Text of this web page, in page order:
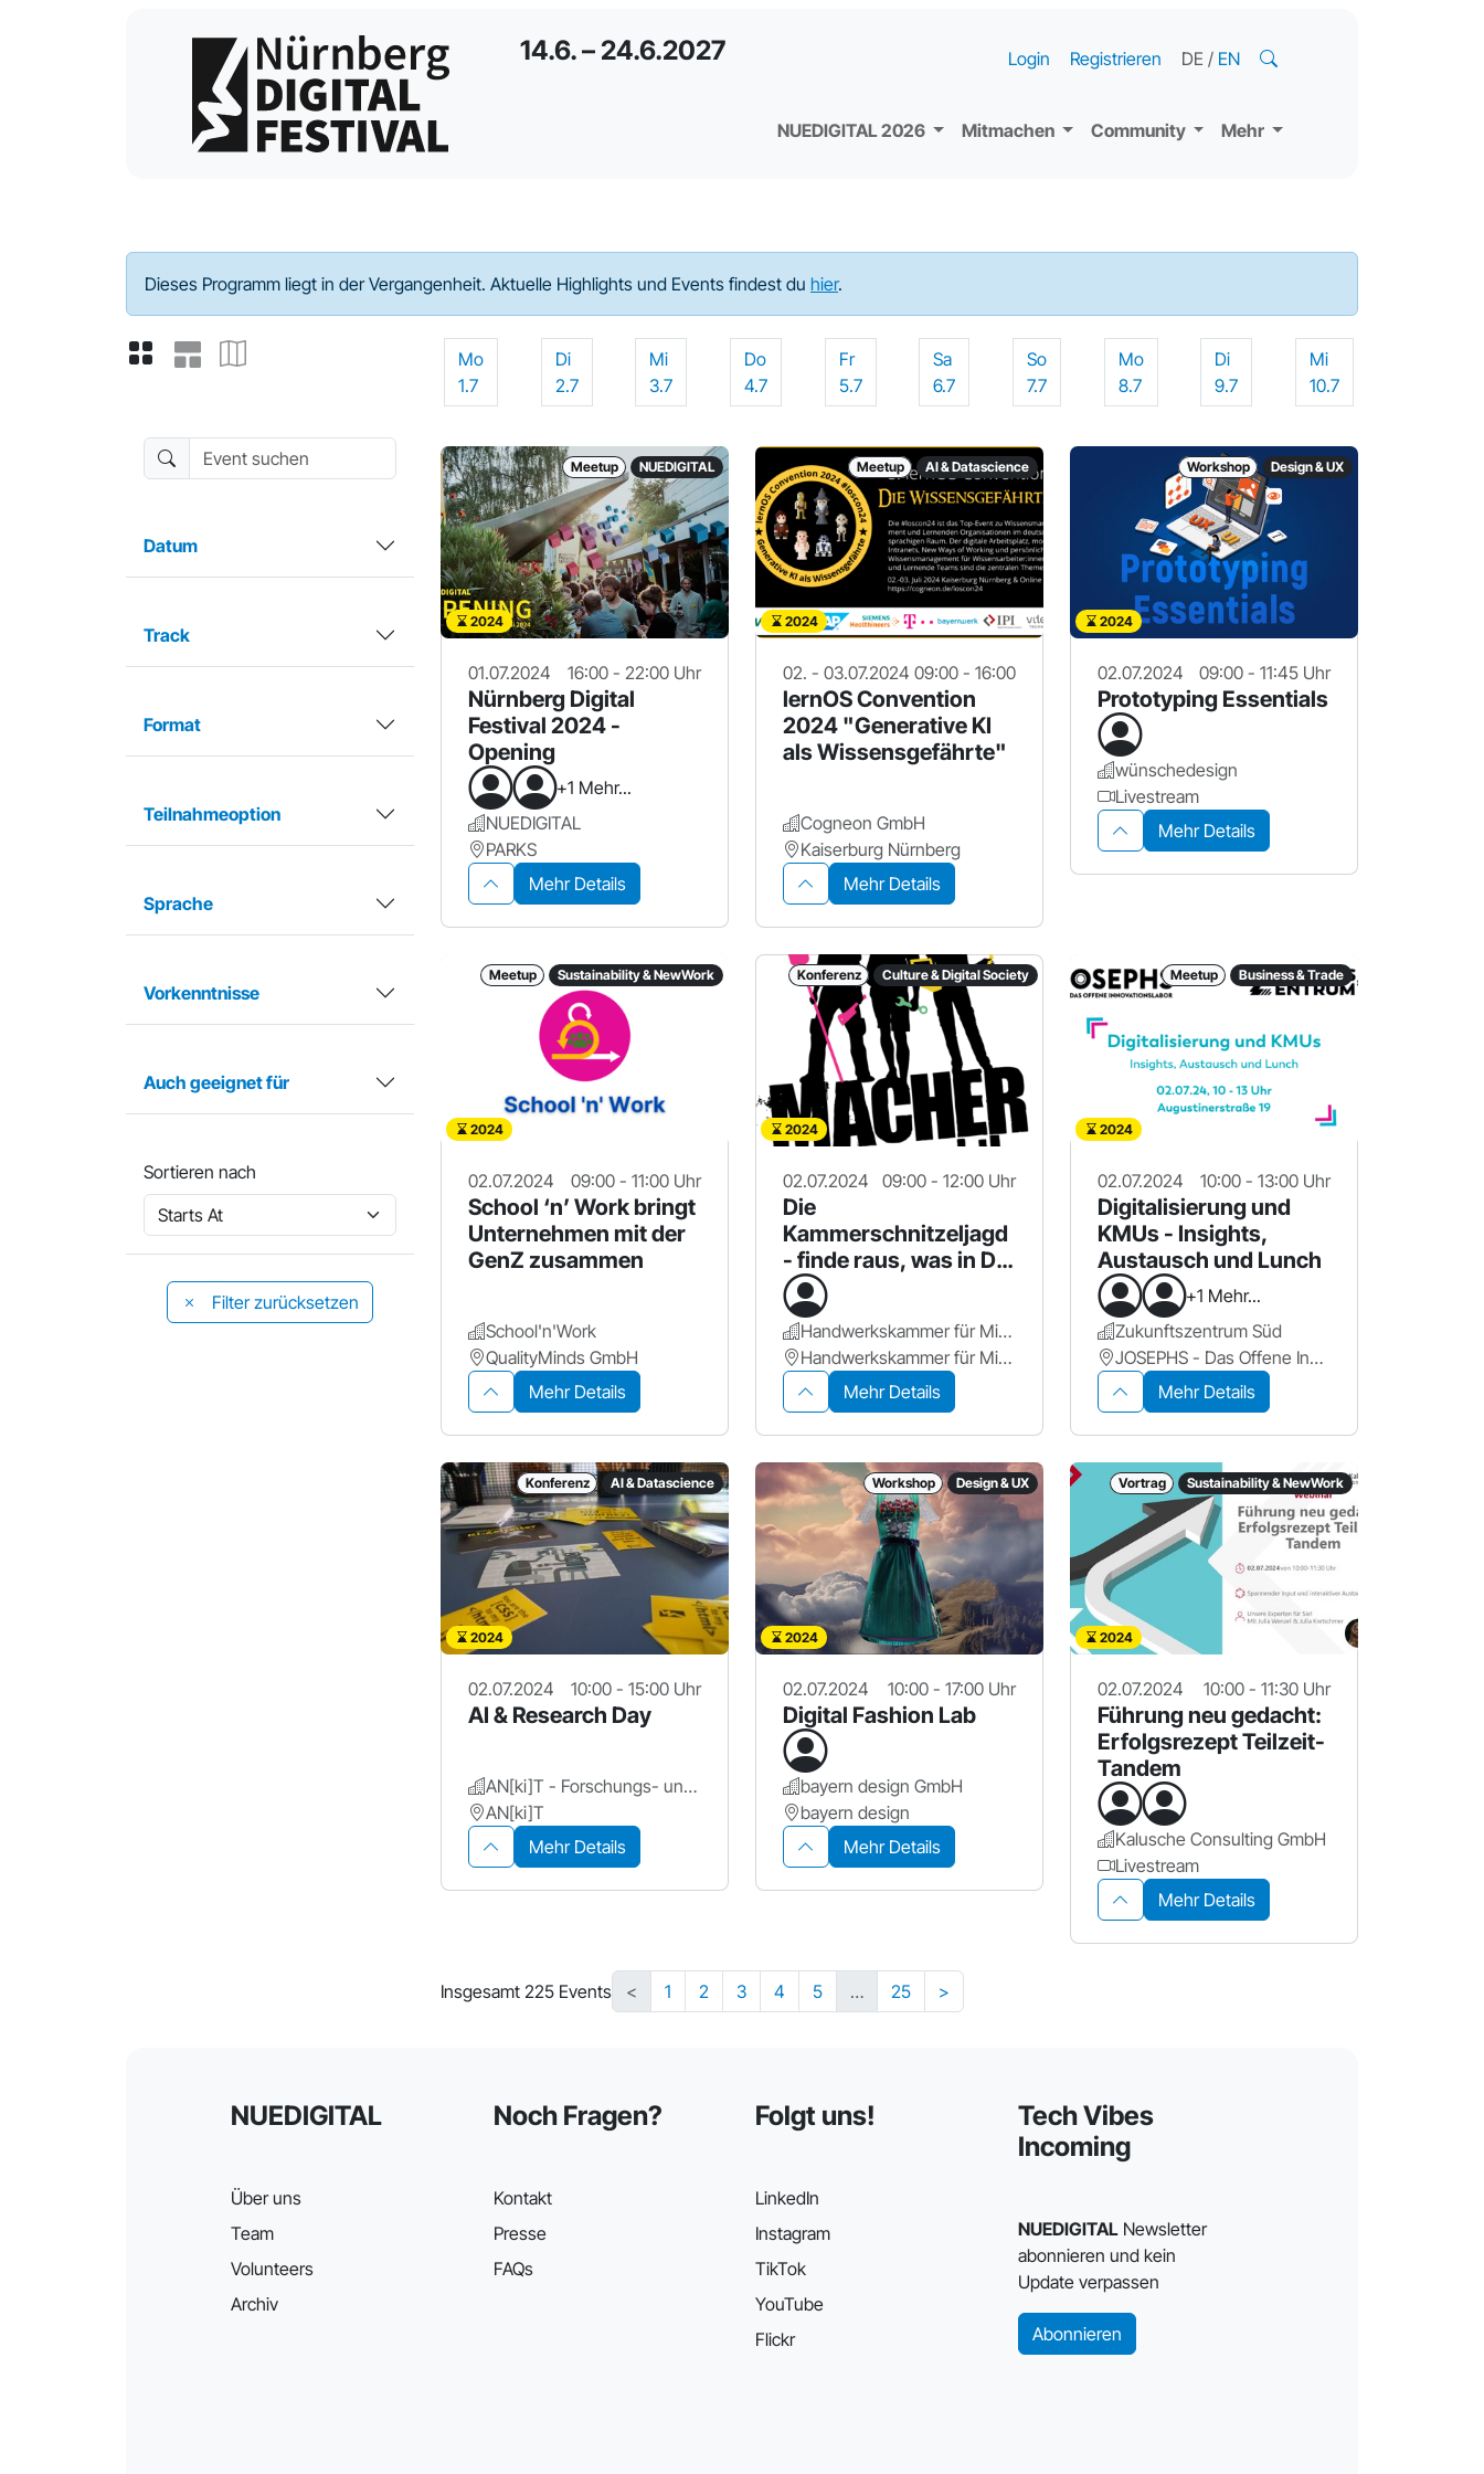
14.6. – 24.6.2027
NUEDIGITAL 2026 Mitmachen Community Mehr
Login Registrieren DE / EN
Programm - 2024
Dieses Programm liegt in der Vergangenheit. Aktuelle Highlights und Events findest du hier.
Event suchen
Datum
Track
Format
Teilnahmeoption
Sprache
Vorkenntnisse
Auch geeignet für
Sortieren nach
Filter zurücksetzen
Mo
1.7
Di
2.7
Mi
3.7
Do
4.7
Fr
5.7
Sa
6.7
So
7.7
Mo
8.7
Di
9.7
Mi
10.7
Meetup NUEDIGITAL
2024
01.07.2024 16:00 - 22:00 Uhr
Nürnberg Digital
Festival 2024 -
Opening
+1 Mehr...
NUEDIGITAL
PARKS
Mehr Details
Meetup AI & Datascience
2024
02. - 03.07.2024 09:00 - 16:00
lernOS Convention
2024 "Generative KI
als Wissensgefährte"
Cogneon GmbH
Kaiserburg Nürnberg
Mehr Details
Workshop Design & UX
2024
02.07.2024 09:00 - 11:45 Uhr
Prototyping Essentials
wünschedesign
Livestream
Mehr Details
Meetup Sustainability & NewWork
2024
02.07.2024 09:00 - 11:00 Uhr
School ‘n’ Work bringt
Unternehmen mit der
GenZ zusammen
School'n'Work
QualityMinds GmbH
Mehr Details
Konferenz Culture & Digital Society
2024
02.07.2024 09:00 - 12:00 Uhr
Die
Kammerschnitzeljagd
- finde raus, was in Dir
steckt
Handwerkskammer für Mittelfanken
Handwerkskammer für Mittelfranken
Mehr Details
Meetup Business & Trade
2024
02.07.2024 10:00 - 13:00 Uhr
Digitalisierung und
KMUs - Insights,
Austausch und Lunch
+1 Mehr...
Zukunftszentrum Süd
JOSEPHS - Das Offene Innovationslabor
Mehr Details
Konferenz AI & Datascience
2024
02.07.2024 10:00 - 15:00 Uhr
AI & Research Day
AN[ki]T - Forschungs- und Transferzentrum für Künstliche Intelligenz, Hochschule Ansbach
AN[ki]T
Mehr Details
Workshop Design & UX
2024
02.07.2024 10:00 - 17:00 Uhr
Digital Fashion Lab
bayern design GmbH
bayern design
Mehr Details
Vortrag Sustainability & NewWork
2024
02.07.2024 10:00 - 11:30 Uhr
Führung neu gedacht:
Erfolgsrezept Teilzeit-
Tandem
Kalusche Consulting GmbH
Livestream
Mehr Details
Insgesamt 225 Events < 1 2 3 4 5 … 25 >
NUEDIGITAL
Über uns
Team
Volunteers
Archiv
Noch Fragen?
Kontakt
Presse
FAQs
Folgt uns!
LinkedIn
Instagram
TikTok
YouTube
Flickr
Tech Vibes
Incoming
NUEDIGITALNewsletter
abonnieren und kein
Update verpassen
Abonnieren